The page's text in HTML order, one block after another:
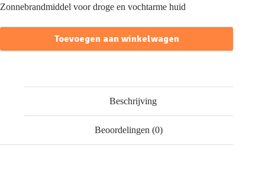
Zonnebrandmiddel voor droge en vochtarme huid
Toevoegen aan winkelwagen
Beschrijving
Beoordelingen (0)